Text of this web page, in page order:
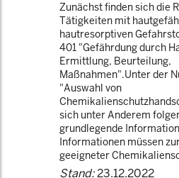
Zunächst finden sich die
Tätigkeiten mit
hautresorptiven
401 "Gefährdung durch
Ermittlung, Beurteilung,
Maßnahmen".Unter der
"Auswahl von
sich unter Anderem
grundlegende
Informationen müssen
geeigneter
Stand:23.12.2022